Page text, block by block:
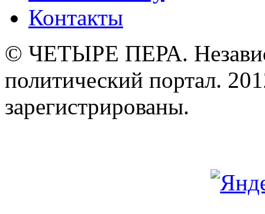
Контакты
© ЧЕТЫРЕ ПЕРА.
политический портал.
зарегистрированы.